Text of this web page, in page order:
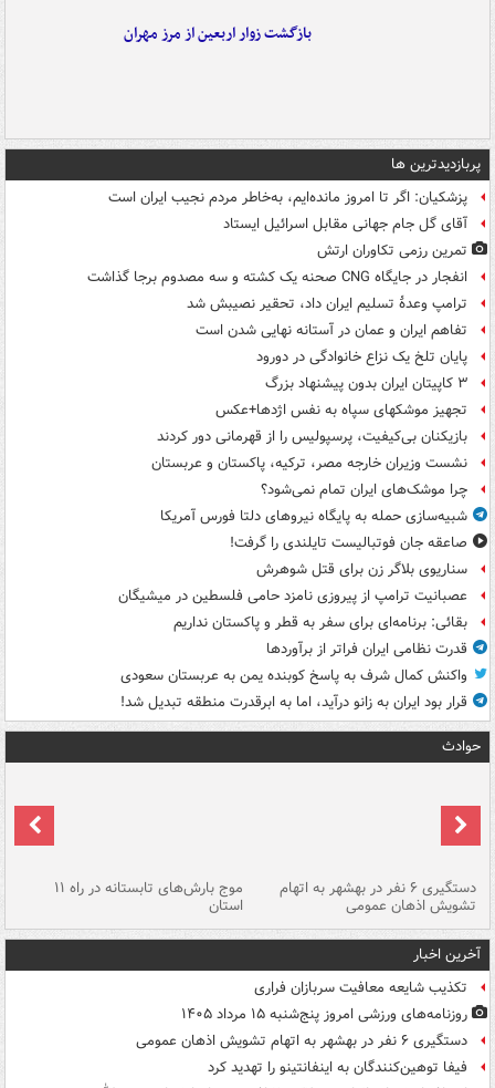
بازگشت زوار اربعین از مرز مهران
پربازدیدترین ها
پزشکیان: اگر تا امروز مانده‌ایم، به‌خاطر مردم نجیب ایران است
آقای گل جام جهانی مقابل اسرائیل ایستاد
تمرین رزمی تکاوران ارتش
انفجار در جایگاه CNG صحنه یک کشته و سه مصدوم برجا گذاشت
ترامپ وعدۀ تسلیم ایران داد، تحقیر نصیبش شد
تفاهم ایران و عمان در آستانه نهایی شدن است
پایان تلخ یک نزاع خانوادگی در دورود
۳ کاپیتان ایران بدون پیشنهاد بزرگ
تجهیز موشکهای سپاه به نفس اژدها+عکس
بازیکنان بی‌کیفیت، پرسپولیس را از قهرمانی دور کردند
نشست وزیران خارجه مصر، ترکیه، پاکستان و عربستان
چرا موشک‌های ایران تمام نمی‌شود؟
شبیه‌سازی حمله به پایگاه نیروهای دلتا فورس آمریکا
صاعقه جان فوتبالیست تایلندی را گرفت!
سناریوی بلاگر زن برای قتل شوهرش
عصبانیت ترامپ از پیروزی نامزد حامی فلسطین در میشیگان
بقائی: برنامه‌ای برای سفر به قطر و پاکستان نداریم
قدرت نظامی ایران فراتر از برآوردها
واکنش کمال شرف به پاسخ کوبنده یمن به عربستان سعودی
قرار بود ایران به زانو درآید، اما به ابرقدرت منطقه تبدیل شد!
حوادث
دستگیری ۶ نفر در بهشهر به اتهام
تشویش اذهان عمومی
موج بارش‌های تابستانه در راه ۱۱
استان
آخرین اخبار
تکذیب شایعه معافیت سربازان فراری
روزنامه‌های ورزشی امروز پنج‌شنبه ۱۵ مرداد ۱۴۰۵
دستگیری ۶ نفر در بهشهر به اتهام تشویش اذهان عمومی
فیفا توهین‌کنندگان به اینفانتینو را تهدید کرد